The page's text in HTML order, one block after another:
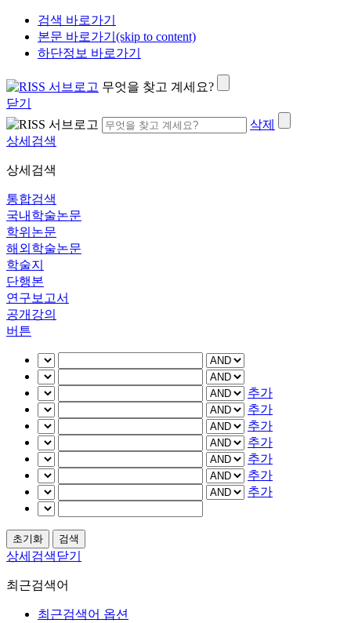
검색 바로가기
본문 바로가기(skip to content)
하단정보 바로가기
무엇을 찾고 계세요?
닫기
삭제
상세검색
상세검색
통합검색
국내학술논문
학위논문
해외학술논문
학술지
단행본
연구보고서
공개강의
버튼
추가
추가
추가
추가
추가
추가
추가
상세검색닫기
최근검색어
최근검색어 옵션